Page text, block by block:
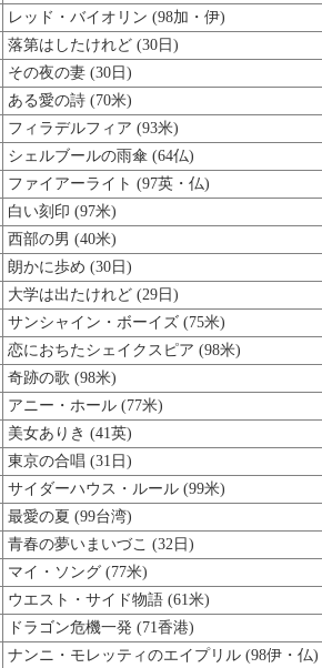
レッド・バイオリン (98加・伊)
落第はしたけれど (30日)
その夜の妻 (30日)
ある愛の詩 (70米)
フィラデルフィア (93米)
シェルブールの雨傘 (64仏)
ファイアーライト (97英・仏)
白い刻印 (97米)
西部の男 (40米)
朗かに歩め (30日)
大学は出たけれど (29日)
サンシャイン・ボーイズ (75米)
恋におちたシェイクスピア (98米)
奇跡の歌 (98米)
アニー・ホール (77米)
美女ありき (41英)
東京の合唱 (31日)
サイダーハウス・ルール (99米)
最愛の夏 (99台湾)
青春の夢いまいづこ (32日)
マイ・ソング (77米)
ウエスト・サイド物語 (61米)
ドラゴン危機一発 (71香港)
ナンニ・モレッティのエイプリル (98伊・仏)